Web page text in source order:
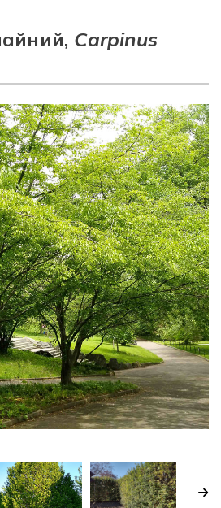
Виноград
Книги
рослин
Інформація
розсадник
інформація
Новини
Де купити
та доставка
Гарантії
Контакти
Carpinus